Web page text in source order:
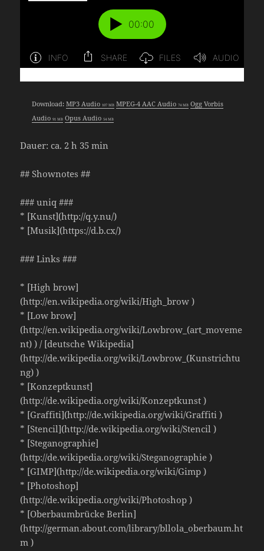
Download: MP3 Audio 107 MB MPEG-4 AAC Audio 74 MB Ogg Vorbis
Audio 91 MB Opus Audio 54 MB
Dauer: ca. 2 h 35 min
## Shownotes ##
### uniq ###
* [Kunst](http://q.y.nu/)
* [Musik](https://d.b.cx/)
### Links ###
* [High brow]
(http://en.wikipedia.org/wiki/High_brow )
* [Low brow]
(http://en.wikipedia.org/wiki/Lowbrow_(art_moveme
nt) ) / [deutsche Wikipedia]
(http://de.wikipedia.org/wiki/Lowbrow_(Kunstrichtu
ng) )
* [Konzeptkunst]
(http://de.wikipedia.org/wiki/Konzeptkunst )
* [Graffiti](http://de.wikipedia.org/wiki/Graffiti )
* [Stencil](http://de.wikipedia.org/wiki/Stencil )
* [Steganographie]
(http://de.wikipedia.org/wiki/Steganographie )
* [GIMP](http://de.wikipedia.org/wiki/Gimp )
* [Photoshop]
(http://de.wikipedia.org/wiki/Photoshop )
* [Oberbaumbrücke Berlin]
(http://german.about.com/library/bllola_oberbaum.ht
m )